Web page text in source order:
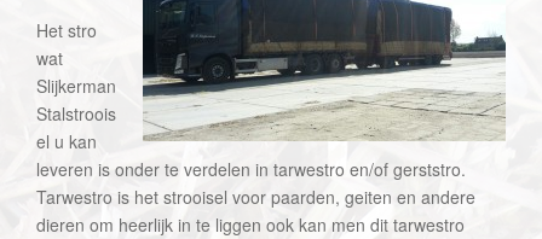
Het stro
wat
Slijkerman
Stalstroois
el u kan
leveren is onder te verdelen in tarwestro en/of gerststro.
Tarwestro is het strooisel voor paarden, geiten en andere
dieren om heerlijk in te liggen ook kan men dit tarwestro